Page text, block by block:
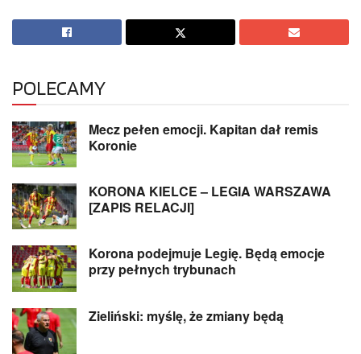
POLECAMY
Mecz pełen emocji. Kapitan dał remis
Koronie
KORONA KIELCE – LEGIA WARSZAWA
[ZAPIS RELACJI]
Korona podejmuje Legię. Będą emocje
przy pełnych trybunach
Zieliński: myślę, że zmiany będą